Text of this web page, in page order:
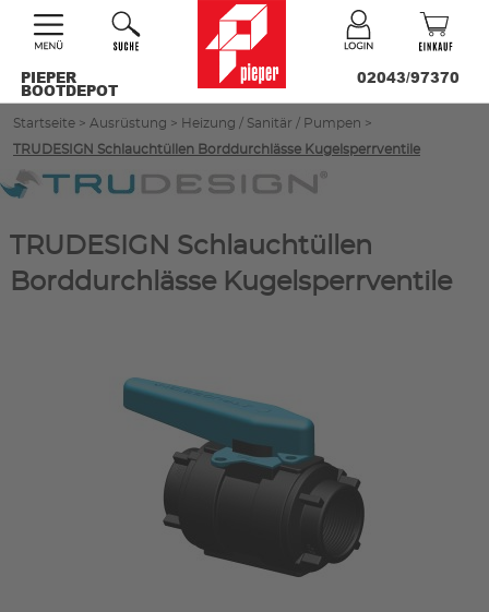
PIEPER
BOOTDEPOT
02043/97370
Startseite > Ausrüstung > Heizung / Sanitär / Pumpen >
TRUDESIGN Schlauchtüllen Borddurchlässe Kugelsperrventile
TRUDESIGN Schlauchtüllen
Borddurchlässe Kugelsperrventile